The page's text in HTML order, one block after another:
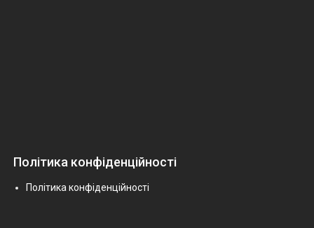
Політика конфіденційності
Політика конфіденційності